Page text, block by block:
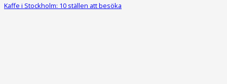
Kaffe i Stockholm: 10 ställen att besöka